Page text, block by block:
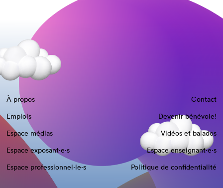
À propos
Contact
Emplois
Devenir bénévole!
Espace médias
Vidéos et balados
Espace exposant·e⋅s
Espace enseignant·e⋅s
Espace professionnel·le⋅s
Politique de confidentialité